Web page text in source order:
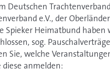
Deutschen
e.V., der
Spieker Heimatbund haben
sog.
Sie, welche
diese anmelden: